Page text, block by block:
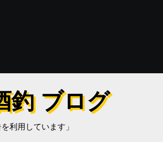
釣 ブログ
利用しています」